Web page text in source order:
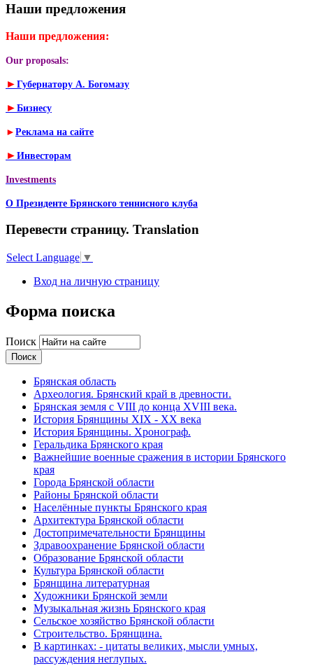
Наши предложения
Наши предложения:
Our proposals:
► Губернатору А. Богомазу
► Бизнесу
► Реклама на сайте
► Инвесторам
Investments
О Президенте Брянского теннисного клуба
Перевести страницу. Translation
Select Language ▼
Вход на личную страницу
Форма поиска
Поиск
Брянская область
Археология. Брянский край в древности.
Брянская земля с VIII до конца XVIII века.
История Брянщины XIX - XX века
История Брянщины. Хронограф.
Геральдика Брянского края
Важнейшие военные сражения в истории Брянского
края
Города Брянской области
Районы Брянской области
Населённые пункты Брянского края
Архитектура Брянской области
Достопримечательности Брянщины
Здравоохранение Брянской области
Образование Брянской области
Культура Брянской области
Брянщина литературная
Художники Брянской земли
Музыкальная жизнь Брянского края
Сельское хозяйство Брянской области
Строительство. Брянщина.
В картинках: - цитаты великих, мысли умных,
рассуждения неглупых.